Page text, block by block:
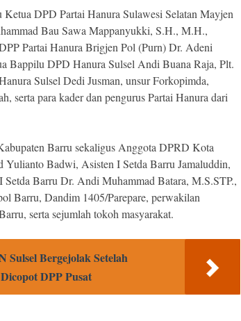
DPD Partai Hanura Sulawesi Selatan Mayjen
Bau Sawa Mappanyukki, S.H., M.H.,
Partai Hanura Brigjen Pol (Purn) Dr. Adeni
Bappilu DPD Hanura Sulsel Andi Buana Raja, Plt.
Sulsel Dedi Jusman, unsur Forkopimda,
serta para kader dan pengurus Partai Hanura dari
Barru sekaligus Anggota DPRD Kota
Yulianto Badwi, Asisten I Setda Barru Jamaluddin,
Barru Dr. Andi Muhammad Batara, M.S.STP.,
Barru, Dandim 1405/Parepare, perwakilan
serta sejumlah tokoh masyarakat.
Sulsel Bergejolak Setelah
DPP Pusat